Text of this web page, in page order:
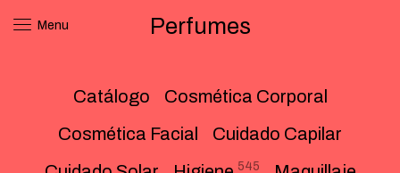
Menu Perfumes
Catálogo
Cosmética Corporal
Cosmética Facial
Cuidado Capilar
545